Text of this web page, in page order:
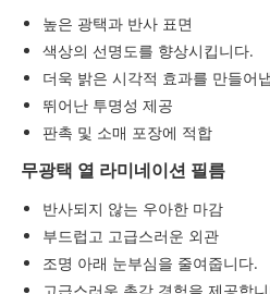
높은 광택과 반사 표면
색상의 선명도를 향상시킵니다.
더욱 밝은 시각적 효과를 만들어
뛰어난 투명성 제공
판촉 및 소매 포장에 적합
무광택 열 라미네이션 필름
반사되지 않는 우아한 마감
부드럽고 고급스러운 외관
조명 아래 눈부심을 줄여줍니다.
고급스러운 촉각 경험을 제공합